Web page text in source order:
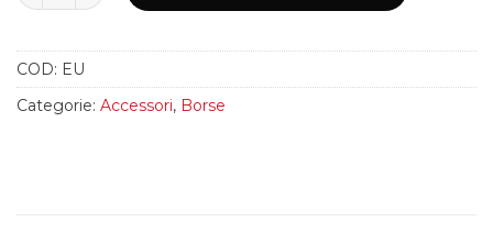
COD: EU
Categorie: Accessori, Borse